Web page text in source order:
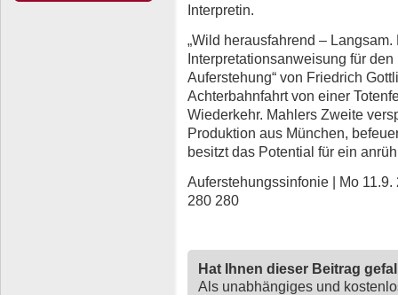
Interpretin.
„Wild herausfahrend – Langsam.
Interpretationsanweisung für den
Auferstehung“ von Friedrich
Achterbahnfahrt von einer
Wiederkehr. Mahlers Zweite
Produktion aus München,
besitzt das Potential für ein
Auferstehungssinfonie | Mo
280 280
Hat Ihnen dieser Beitrag
Als unabhängiges und